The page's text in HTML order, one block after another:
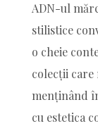
ADN-ul
stilistice
o cheie
colecții
menținând
cu estetica